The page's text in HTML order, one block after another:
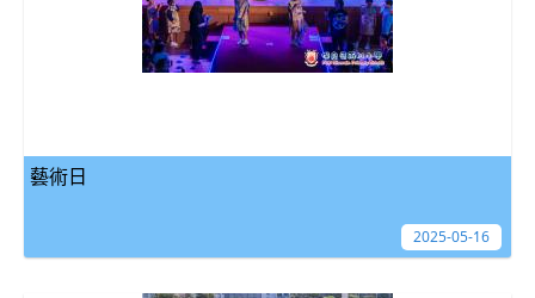
藝術日
2025-05-16